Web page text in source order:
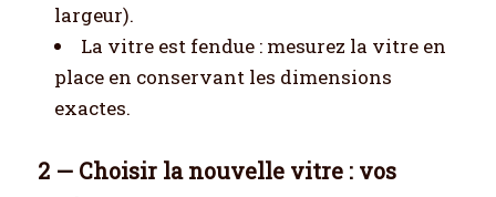
largeur).
La vitre est fendue : mesurez la vitre en
place en conservant les dimensions
exactes.
2 — Choisir la nouvelle vitre : vos